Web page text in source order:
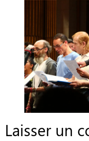
Laisser un